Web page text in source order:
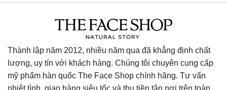
Thành lập năm 2012, nhiều năm qua đã khẳng định chất
lượng, uy tín với khách hàng. Chúng tôi chuyên cung cấp
mỹ phẩm hàn quốc The Face Shop chính hãng. Tư vấn
nhiệt tình, giao hàng siêu tốc và thu tiền tận nơi trên toàn